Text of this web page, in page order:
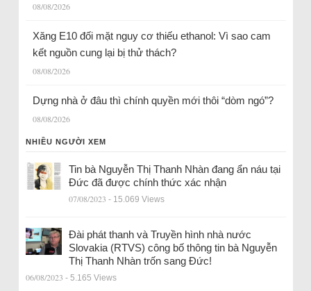
08/08/2026
Xăng E10 đối mặt nguy cơ thiếu ethanol: Vì sao cam
kết nguồn cung lại bị thử thách?
08/08/2026
Dựng nhà ở đâu thì chính quyền mới thôi “dòm ngó”?
08/08/2026
NHIỀU NGƯỜI XEM
Tin bà Nguyễn Thị Thanh Nhàn đang ẩn náu tại
Đức đã được chính thức xác nhận
07/08/2023 - 15.069 Views
Đài phát thanh và Truyền hình nhà nước
Slovakia (RTVS) công bố thông tin bà Nguyễn
Thị Thanh Nhàn trốn sang Đức!
06/08/2023 - 5.165 Views